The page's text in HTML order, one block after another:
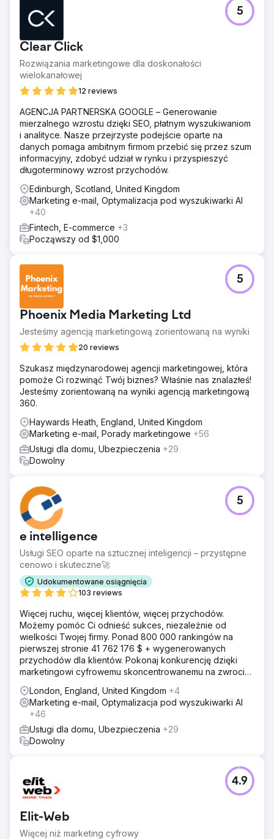
Clear Click
Rozwiązania marketingowe dla doskonałości
wielokanałowej
12 reviews
5
AGENCJA PARTNERSKA GOOGLE – Generowanie
mierzalnego wzrostu dzięki SEO, płatnym wyszukiwaniom
i analityce. Nasze przejrzyste podejście oparte na
danych pomaga ambitnym firmom przebić się przez szum
informacyjny, zdobyć udział w rynku i przyspieszyć
długoterminowy wzrost przychodów.
Edinburgh, Scotland, United Kingdom
Marketing e-mail, Optymalizacja pod wyszukiwarki AI
+40
Fintech, E-commerce +3
Począwszy od $1,000
Phoenix Media Marketing Ltd
Jesteśmy agencją marketingową zorientowaną na wyniki
20 reviews
5
Szukasz międzynarodowej agencji marketingowej, która
pomoże Ci rozwinąć Twój biznes? Właśnie nas znalazłeś!
Jesteśmy zorientowaną na wyniki agencją marketingową
360.
Haywards Heath, England, United Kingdom
Marketing e-mail, Porady marketingowe +56
Usługi dla domu, Ubezpieczenia +29
Dowolny
e intelligence
Usługi SEO oparte na sztucznej inteligencji – przystępne
cenowo i skuteczne🚀
Udokumentowane osiągnięcia
103 reviews
5
Więcej ruchu, więcej klientów, więcej przychodów.
Możemy pomóc Ci odnieść sukces, niezależnie od
wielkości Twojej firmy. Ponad 800 000 rankingów na
pierwszej stronie 41 762 176 $ + wygenerowanych
przychodów dla klientów. Pokonaj konkurencję dzięki
marketingowi cyfrowemu skoncentrowanemu na zwrocie
London, England, United Kingdom +4
Marketing e-mail, Optymalizacja pod wyszukiwarki AI
+46
Usługi dla domu, Ubezpieczenia +29
Dowolny
Elit-Web
Więcej niż marketing cyfrowy
4.9